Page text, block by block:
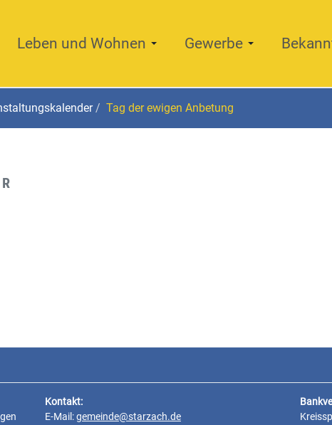
Leben und Wohnen Gewerbe
Tag der ewigen Anbetung
Kontakt:
E-Mail:gemeinde@starzach.de